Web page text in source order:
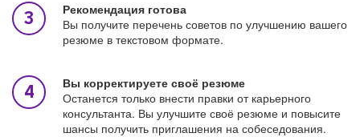
Рекомендация готова
Вы получите перечень советов по улучшению вашего
резюме в текстовом формате.
Вы корректируете своё резюме
Останется только внести правки от карьерного
консультанта. Вы улучшите своё резюме и повысите
шансы получить приглашения на собеседования.